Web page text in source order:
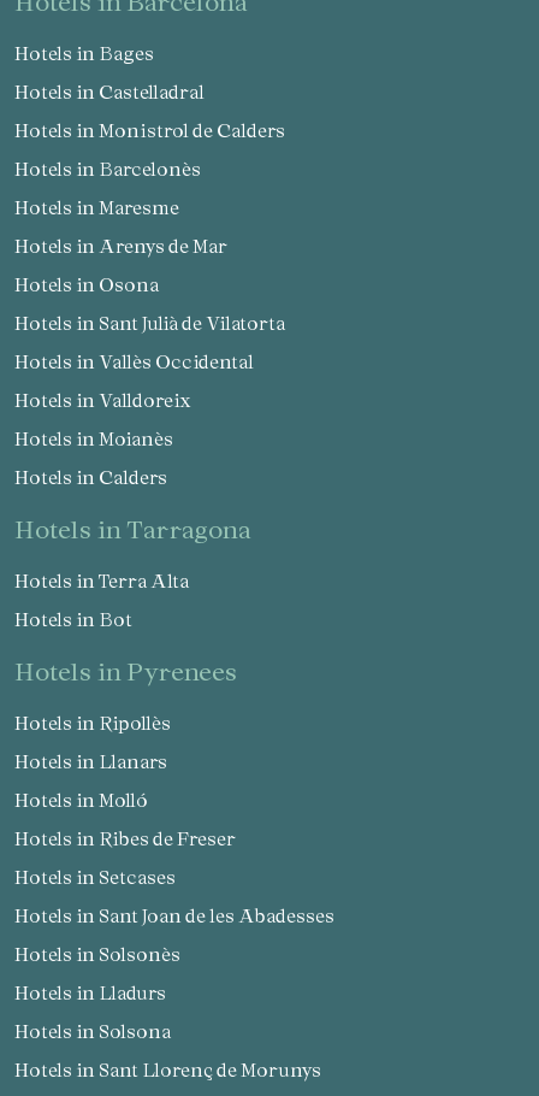
Hotels in Bages
Hotels in Castelladral
Hotels in Monistrol de Calders
Hotels in Barcelonès
Hotels in Maresme
Hotels in Arenys de Mar
Hotels in Osona
Hotels in Sant Julià de Vilatorta
Hotels in Vallès Occidental
Hotels in Valldoreix
Hotels in Moianès
Hotels in Calders
hotels in Tarragona
Hotels in Terra Alta
Hotels in Bot
hotels in Pyrenees
Hotels in Ripollès
Hotels in Llanars
Hotels in Molló
Hotels in Ribes de Freser
Hotels in Setcases
Hotels in Sant Joan de les Abadesses
Hotels in Solsonès
Hotels in Lladurs
Hotels in Solsona
Hotels in Sant Llorenç de Morunys